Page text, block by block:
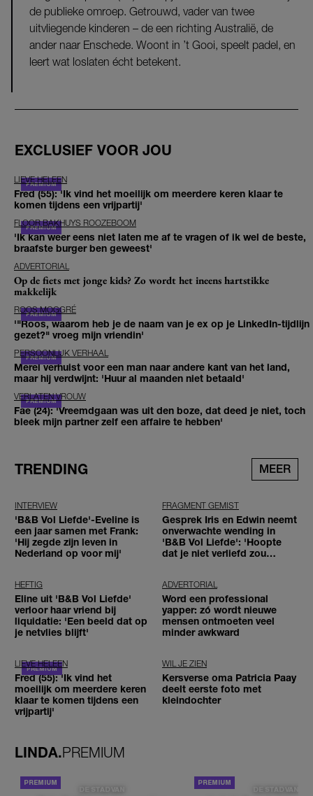
de publieke omroep. Getrouwd, vader van twee
uitvliegende kinderen – de een richting Australië, de
ander naar Enschede. Woont in ’t Gooi, speelt padel, en
leert wat loslaten écht betekent.
EXCLUSIEF VOOR JOU
LIEVE HELEEN
Fred (55): 'Ik vind het moeilijk om meerdere keren klaar te
komen tijdens een vrijpartij'
FLOOR BAKHUYS ROOZEBOOM
'Ik kan weer eens niet laten me af te vragen of ik wel de beste,
braafste burger ben geweest'
ADVERTORIAL
Op de fiets met jonge kids? Zo wordt het ineens hartstikke
makkelijk
ROOS MOGGRÉ
'"Roos, waarom heb je de naam van je ex op je LinkedIn-tijdlijn
gezet?" vroeg mijn vriendin'
PERSOONLIJK VERHAAL
Merel verhuist voor een man naar andere kant van het land,
maar hij verdwijnt: 'Huur al maanden niet betaald'
VERLATEN VROUW
Fae (24): 'Vreemdgaan was uit den boze, dat deed je niet, toch
bleek mijn partner zelf een affaire te hebben'
TRENDING MEER
INTERVIEW
'B&B Vol Liefde'-Eveline is
een jaar samen met Frank:
'Hij zegde zijn leven in
Nederland op voor mij'
FRAGMENT GEMIST
Gesprek Iris en Edwin neemt
onverwachte wending in
'B&B Vol Liefde': 'Hoopte
dat je niet verliefd zou
HEFTIG
Eline uit 'B&B Vol Liefde'
verloor haar vriend bij
liquidatie: 'Een beeld dat op
je netvlies blijft'
ADVERTORIAL
Word een professional
yapper: zó wordt nieuwe
mensen ontmoeten veel
minder awkward
LIEVE HELEEN
Fred (55): 'Ik vind het
moeilijk om meerdere keren
klaar te komen tijdens een
vrijpartij'
WIL JE ZIEN
Kersverse oma Patricia Paay
deelt eerste foto met
kleindochter
LINDA.PREMIUM
DE STAD VAN DE STAD VAN